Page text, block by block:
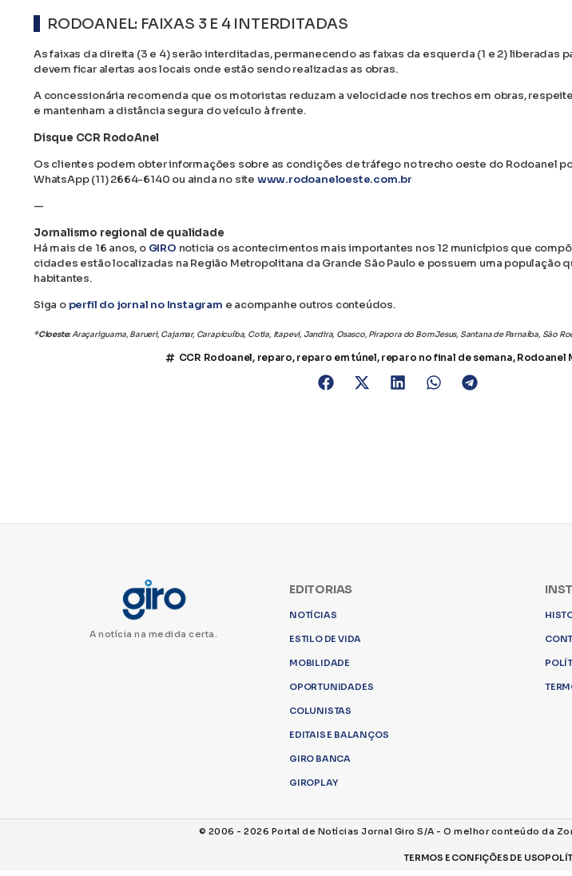
RODOANEL: FAIXAS 3 E 4 INTERDITADAS
As faixas da direita (3 e 4) serão interditadas, permanecendo as faixas da esquerda (1 e 2) liberadas
devem ficar alertas aos locais onde estão sendo realizadas as obras.
A concessionária recomenda que os motoristas reduzam a velocidade nos trechos em obras,
e mantenham a distância segura do veículo à frente.
Disque CCR RodoAnel
Os clientes podem obter informações sobre as condições de tráfego no trecho oeste do Rodoanel
WhatsApp (11) 2664-6140 ou ainda no site www.rodoaneloeste.com.br
—
Jornalismo regional de qualidade
Há mais de 16 anos, o GIRO noticia os acontecimentos mais importantes nos 12 municípios que
cidades estão localizadas na Região Metropolitana da Grande São Paulo e possuem uma população
habitantes.
Siga o perfil do jornal no Instagram e acompanhe outros conteúdos.
*Cioeste:Araçariguama, Barueri, Cajamar, Carapicuíba, Cotia, Itapevi, Jandira, Osasco, Pirapora do Bom Jesus, Santana de Parnaíba, São
CCR Rodoanel, reparo, reparo em túnel, reparo no final de semana, Rodoanel
A notícia na medida certa.
EDITORIAS
NOTÍCIAS
ESTILO DE VIDA
MOBILIDADE
OPORTUNIDADES
COLUNISTAS
EDITAIS E BALANÇOS
GIRO BANCA
GIROPLAY
© 2006 - 2026 Portal de Notícias Jornal Giro S/A - O melhor conteúdo da
TERMOS E CONFIÇÕES DE USO